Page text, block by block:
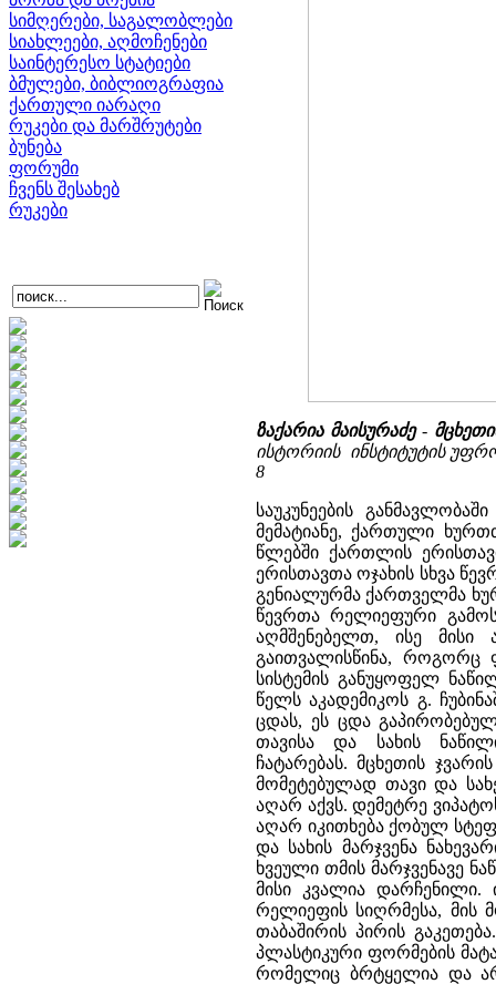
სიმღერები, საგალობლები
სიახლეები, აღმოჩენები
საინტერესო სტატიები
ბმულები, ბიბლიოგრაფია
ქართული იარაღი
რუკები და მარშრუტები
ბუნება
ფორუმი
ჩვენს შესახებ
რუკები
ზაქარია მაისურაძე-
ისტორიის ინსტიტუტის
8
საუკუნეების
მემატიანე, ქართული
წლებში ქართლის
ერისთავთა ოჯახის სხვა
გენიალურმა ქართველმა
წევრთა რელიეფური
აღმშენებელთ, ისე მისი
გაითვალისწინა, როგორც
სისტემის განუყოფელ
წელს აკადემიკოს გ.
ცდას, ეს ცდა
თავისა და სახის
ჩატარებას. მცხეთის
მომეტებულად თავი და
აღარ აქვს. დემეტრე
აღარ იკითხება ქობულ
და სახის მარჯვენა
ხვეული თმის მარჯვენავე
მისი კვალია დარჩენილი.
რელიეფის სიღრმესა, მის
თაბაშირის პირის
პლასტიკური ფორმების
რომელიც ბრტყელია და